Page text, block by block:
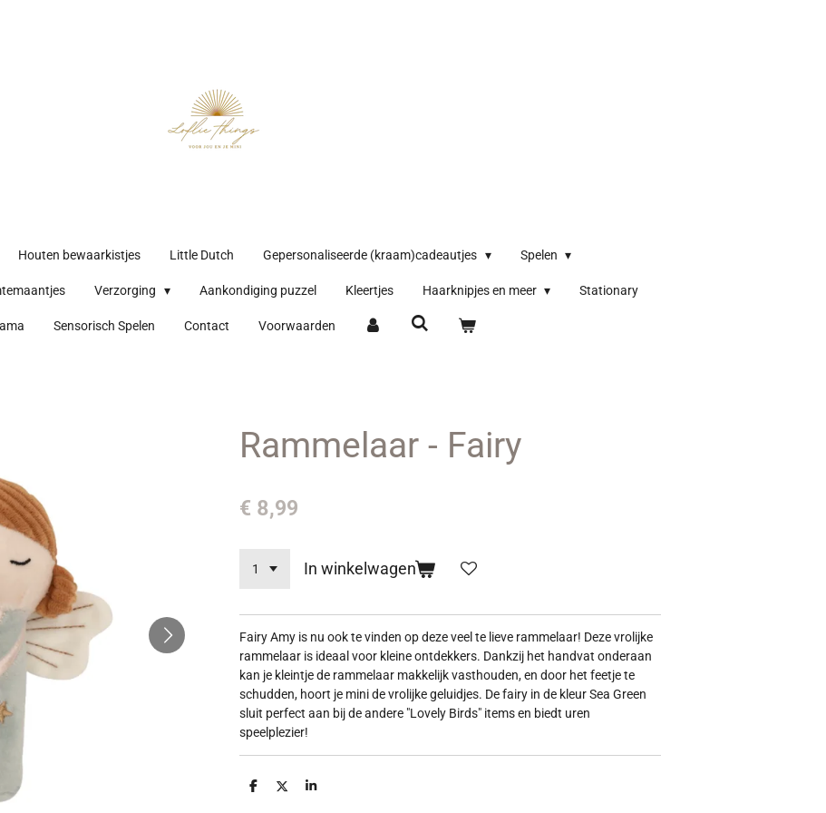
Houten bewaarkistjes Little Dutch Gepersonaliseerde (kraam)cadeautjes Spelen
Verzorging Aankondiging puzzel Kleertjes Haarknipjes en meer Stationary
Sensorisch Spelen Contact Voorwaarden
Rammelaar - Fairy
€ 8,99
In winkelwagen
Fairy Amy is nu ook te vinden op deze veel te lieve rammelaar! Deze vrolijke
rammelaar is ideaal voor kleine ontdekkers. Dankzij het handvat onderaan
kan je kleintje de rammelaar makkelijk vasthouden, en door het feetje te
schudden, hoort je mini de vrolijke geluidjes. De fairy in de kleur Sea Green
sluit perfect aan bij de andere "Lovely Birds" items en biedt uren
speelplezier!
D
D
S